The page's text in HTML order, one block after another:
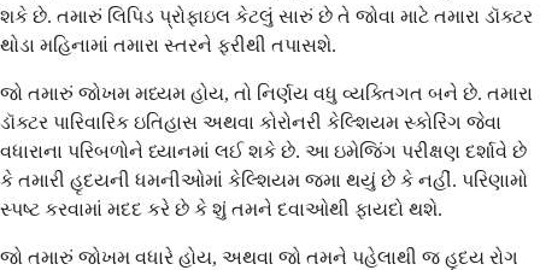
શકે છે. તમારું લિપિડ પ્રોફાઇલ કેટલું સારું છે તે જોવા માટે તમારા ડૉક્ટર
થોડા મહિનામાં તમારા સ્તરને ફરીથી તપાસશે.
જો તમારું જોખમ મધ્યમ હોય, તો નિર્ણય વધુ વ્યક્તિગત બને છે. તમારા
ડૉક્ટર પારિવારિક ઇતિહાસ અથવા કોરોનરી કેલ્શિયમ સ્કોરિંગ જેવા
વધારાના પરિબળોને ધ્યાનમાં લઈ શકે છે. આ ઇમેજિંગ પરીક્ષણ દર્શાવે છે
કે તમારી હૃદયની ધમનીઓમાં કેલ્શિયમ જમા થયું છે કે નહીં. પરિણામો
સ્પષ્ટ કરવામાં મદદ કરે છે કે શું તમને દવાઓથી ફાયદો થશે.
જો તમારું જોખમ વધારે હોય, અથવા જો તમને પહેલાથી જ હૃદય રોગ